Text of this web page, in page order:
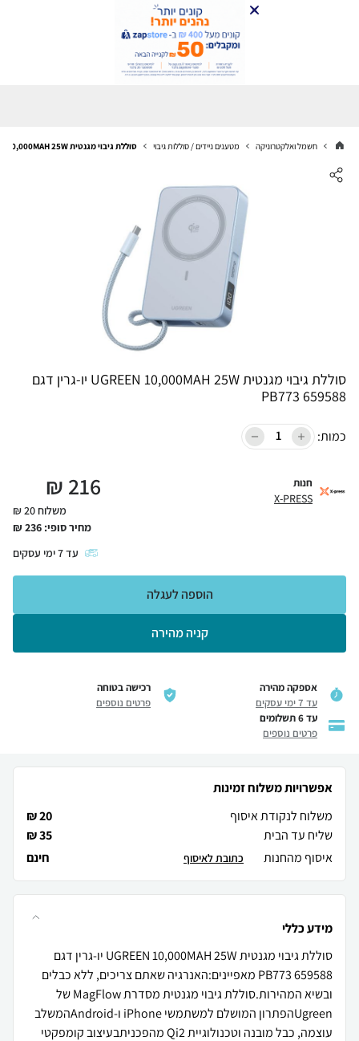
חשמל ואלקטרוניקה מטענים ניידים / סוללות גיבוי סוללת גיבוי מגנטית UGREEN 10,000MAH 25W יו-גרין דגם PB773 659588
סוללת גיבוי מגנטית UGREEN 10,000MAH 25W יו-גרין דגם
PB773 659588
כמות:
חנות
X-PRESS
216
₪
משלוח 20 ₪
מחיר סופי: 236
₪
עד7ימי עסקים
קניה מהירה
הוספה לעגלה
אספקה מהירה
עד 7 ימי עסקים
רכישה בטוחה
פרטים נוספים
עד 6 תשלומים
פרטים נוספים
אפשרויות משלוח זמינות
משלוח לנקודת איסוף
20 ₪
שליח עד הבית
35 ₪
איסוף מהחנות
חינם כתובת לאיסוף
מידע כללי
סוללת גיבוי מגנטית UGREEN 10,000MAH 25W יו-גרין דגם
PB773 659588 מאפיינים:האנרגיה שאתם צריכים, ללא כבלים
ובשיא המהירות.סוללת גיבוי מגנטית מסדרת MagFlow של
Ugreenהפתרון המושלם למשתמשי iPhone ו-Androidהמשלב
עוצמה, כבל מובנה וטכנולוגיית Qi2 מהפכניתבעיצוב קומפקטי